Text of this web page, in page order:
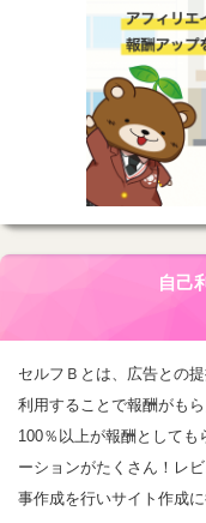
自己
セルフＢとは、広告との
利用することで報酬がも
100％以上が報酬として
ーションがたくさん！レ
事作成を行いサイト作成